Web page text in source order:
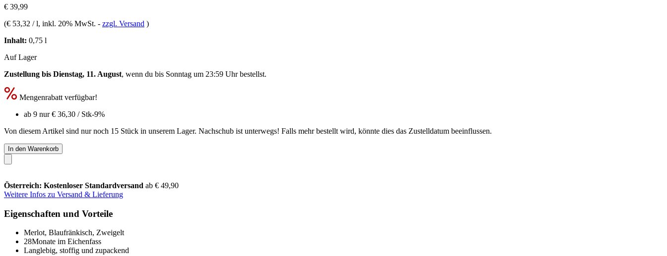
€ 39,99
(€ 53,32 / l, inkl. 20% MwSt. - zzgl. Versand )
Inhalt: 0,75 l
Auf Lager
Zustellung bis Dienstag, 11. August, wenn du bis Sonntag um 23:59 Uhrbestellst.
Mengenrabatt verfügbar!
ab 9 nur€ 36,30 / Stk-9%
Von diesem Artikel sind nur noch 15 Stück in unserem Lager. Nachschub ist unterwegs! Falls mehr bestellt wird, könnte dies das Zustelldatum beeinflussen.
In den Warenkorb
Österreich: Kostenloser Standardversand ab € 49,90
Weitere Infos zu Versand & Lieferung
Eigenschaften und Vorteile
Merlot, Blaufränkisch, Zweigelt
28Monate im Eichenfass
Langlebig, stoffig und zupackend